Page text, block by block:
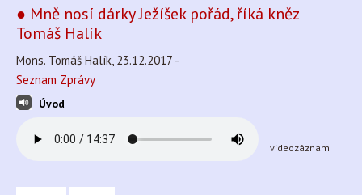
● Mně nosí dárky Ježíšek pořád, říká kněz
Tomáš Halík
Mons. Tomáš Halík, 23.12.2017 -
Seznam Zprávy
Úvod
videozáznam